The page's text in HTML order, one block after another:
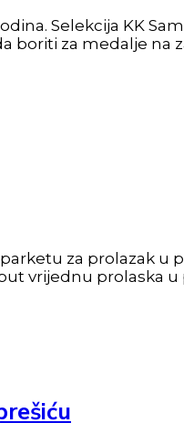
Selekcija KK
boriti za medalje na
za prolazak u
vrijednu prolaska